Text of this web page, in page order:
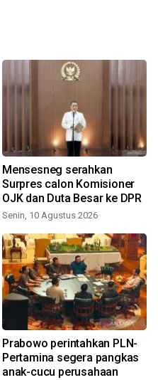
Mensesneg serahkan
Surpres calon Komisioner
OJK dan Duta Besar ke DPR
Senin, 10 Agustus 2026
Prabowo perintahkan PLN-
Pertamina segera pangkas
anak-cucu perusahaan